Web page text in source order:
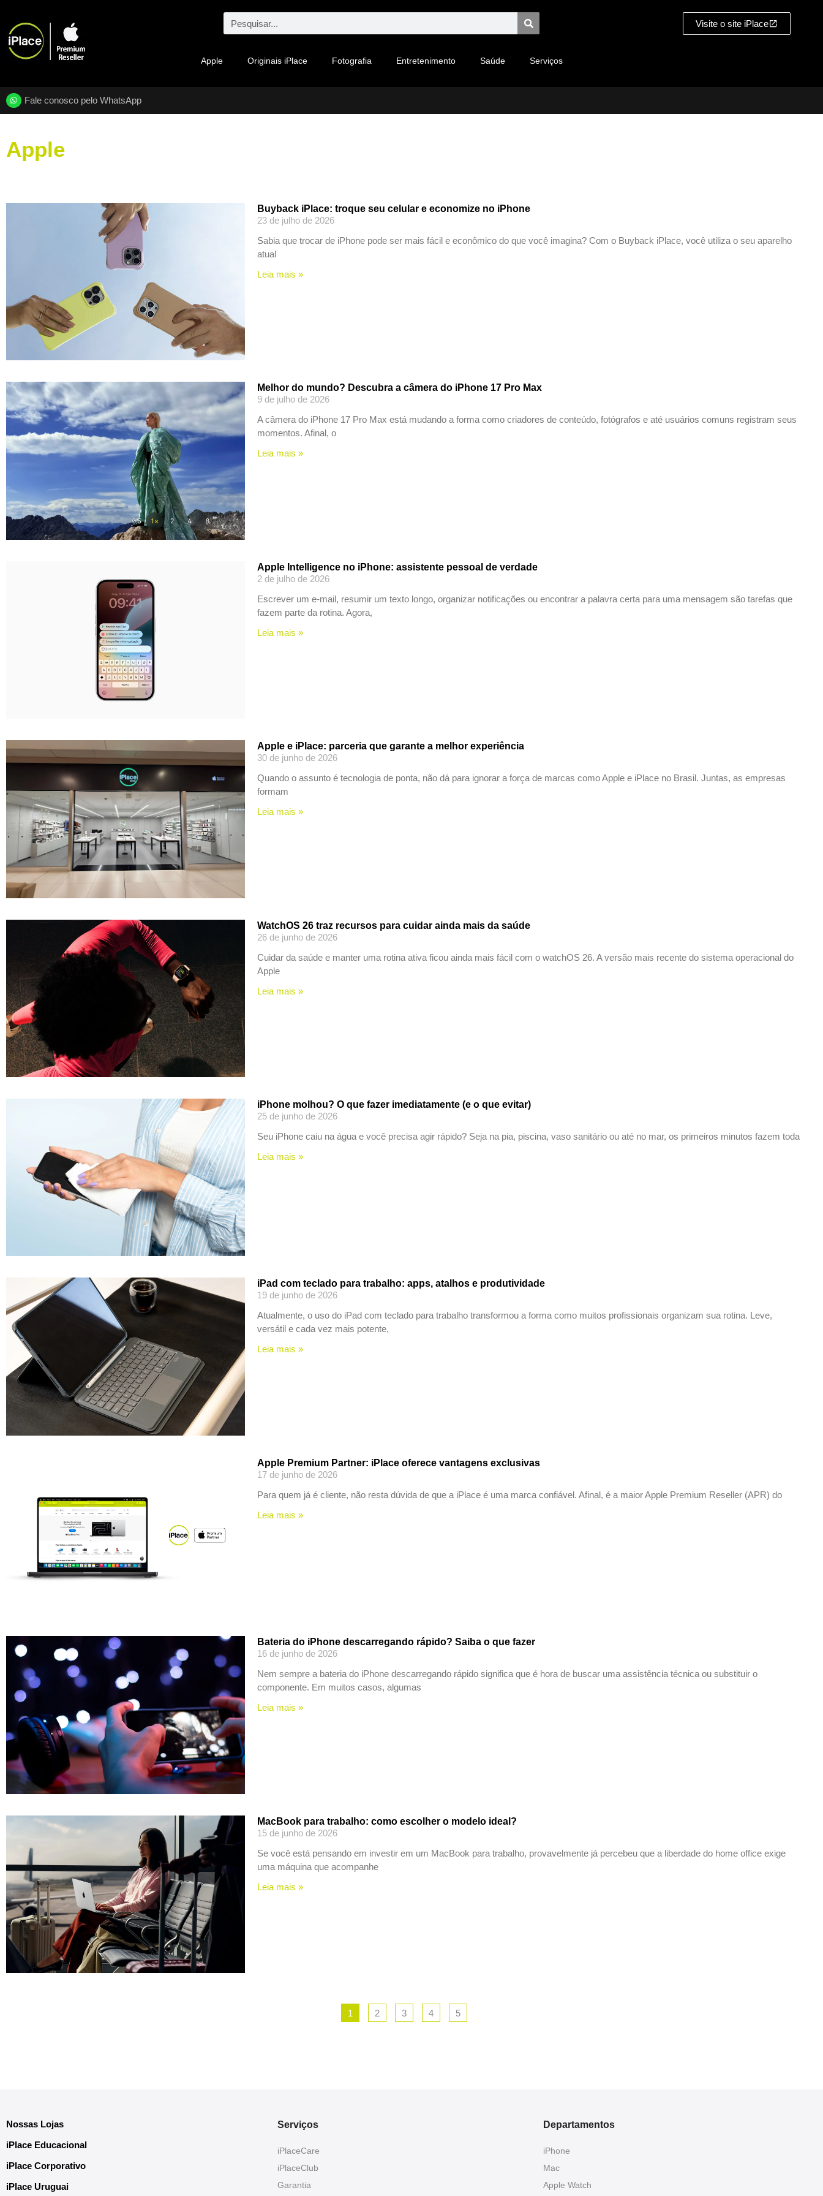
Apple Originais iPlace Fotografia Entretenimento Saúde Serviços
Visite o site iPlace
Fale conosco pelo WhatsApp
Apple
Buyback iPlace: troque seu celular e economize no iPhone
23 de julho de 2026
Sabia que trocar de iPhone pode ser mais fácil e econômico do que você imagina? Com o Buyback iPlace, você utiliza o seu aparelho
atual
Leia mais »
Melhor do mundo? Descubra a câmera do iPhone 17 Pro Max
9 de julho de 2026
A câmera do iPhone 17 Pro Max está mudando a forma como criadores de conteúdo, fotógrafos e até usuários comuns registram seus
momentos. Afinal, o
Leia mais »
Apple Intelligence no iPhone: assistente pessoal de verdade
2 de julho de 2026
Escrever um e-mail, resumir um texto longo, organizar notificações ou encontrar a palavra certa para uma mensagem são tarefas que
fazem parte da rotina. Agora,
Leia mais »
Apple e iPlace: parceria que garante a melhor experiência
30 de junho de 2026
Quando o assunto é tecnologia de ponta, não dá para ignorar a força de marcas como Apple e iPlace no Brasil. Juntas, as empresas
formam
Leia mais »
WatchOS 26 traz recursos para cuidar ainda mais da saúde
26 de junho de 2026
Cuidar da saúde e manter uma rotina ativa ficou ainda mais fácil com o watchOS 26. A versão mais recente do sistema operacional do
Apple
Leia mais »
iPhone molhou? O que fazer imediatamente (e o que evitar)
25 de junho de 2026
Seu iPhone caiu na água e você precisa agir rápido? Seja na pia, piscina, vaso sanitário ou até no mar, os primeiros minutos fazem toda
Leia mais »
iPad com teclado para trabalho: apps, atalhos e produtividade
19 de junho de 2026
Atualmente, o uso do iPad com teclado para trabalho transformou a forma como muitos profissionais organizam sua rotina. Leve,
versátil e cada vez mais potente,
Leia mais »
Apple Premium Partner: iPlace oferece vantagens exclusivas
17 de junho de 2026
Para quem já é cliente, não resta dúvida de que a iPlace é uma marca confiável. Afinal, é a maior Apple Premium Reseller (APR) do
Leia mais »
Bateria do iPhone descarregando rápido? Saiba o que fazer
16 de junho de 2026
Nem sempre a bateria do iPhone descarregando rápido significa que é hora de buscar uma assistência técnica ou substituir o
componente. Em muitos casos, algumas
Leia mais »
MacBook para trabalho: como escolher o modelo ideal?
15 de junho de 2026
Se você está pensando em investir em um MacBook para trabalho, provavelmente já percebeu que a liberdade do home office exige
uma máquina que acompanhe
Leia mais »
1 2 3 4 5
Nossas Lojas
iPlace Educacional
iPlace Corporativo
iPlace Uruguai
Serviços
iPlaceCare
iPlaceClub
Garantia
Departamentos
iPhone
Mac
Apple Watch